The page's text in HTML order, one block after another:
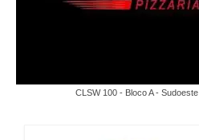
CLSW 100 - Bloco A - Sudoeste